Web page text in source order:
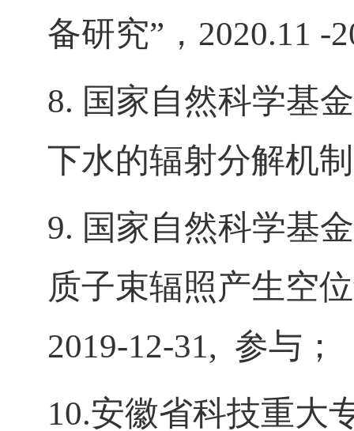
备研究”， 2020.11 -
8. 国家自然科学基
下水的辐射分解机
9. 国家自然科学基
质子束辐照产生空
2019-12-31, 参与；
10.安徽省科技重大